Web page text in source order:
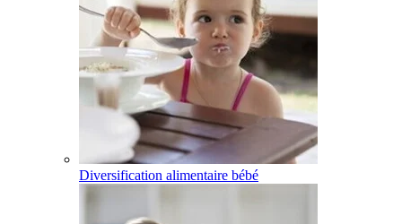
Diversification alimentaire bébé